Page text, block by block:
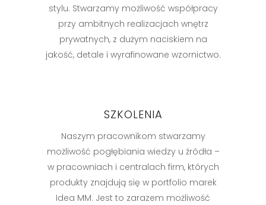
stylu. Stwarzamy możliwość współpracy
przy ambitnych realizacjach wnętrz
prywatnych, z dużym naciskiem na
jakość, detale i wyrafinowane wzornictwo.
SZKOLENIA
Naszym pracownikom stwarzamy
możliwość pogłębiania wiedzy u źródła –
w pracowniach i centralach firm, których
produkty znajdują się w portfolio marek
Idea MM. Jest to zarazem możliwość